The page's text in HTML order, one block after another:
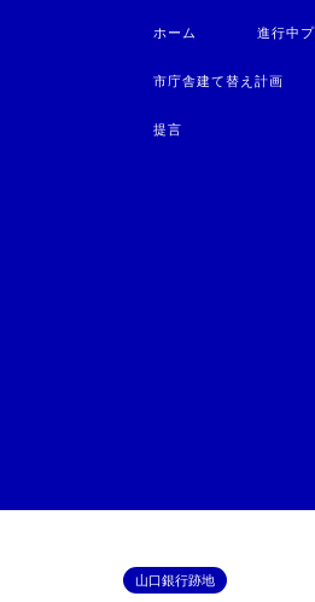
ホーム 進行中
市庁舎建て替え計画
提言
山口銀行跡地